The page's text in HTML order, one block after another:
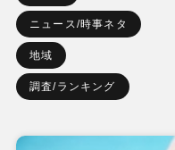
ニュース/時事ネタ
地域
調査/ランキング